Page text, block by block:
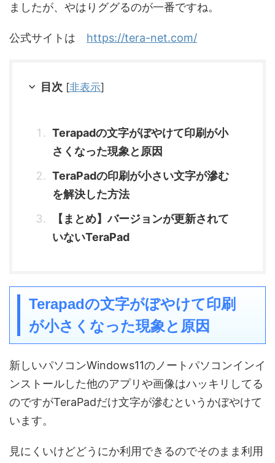
ましたが、やはりググるのが一番ですね。
公式サイトは https://tera-net.com/
目次 [非表示]
Terapadの文字がぼやけて印刷が小
さくなった現象と原因
TeraPadの印刷が小さい文字が滲む
を解決した方法
【まとめ】バージョンが更新されて
いないTeraPad
Terapadの文字がぼやけて印刷
が小さくなった現象と原因
新しいパソコンWindows11のノートパソコンインイ
ンストールした他のアプリや画像はハッキリしてる
のですがTeraPadだけ文字が滲むというかぼやけて
います。
見にくいけどどうにか利用できるのでそのまま利用